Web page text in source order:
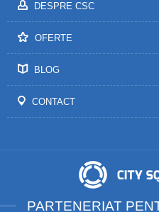
DESPRE CSC
OFERTE
BLOG
CONTACT
PARTENERIAT